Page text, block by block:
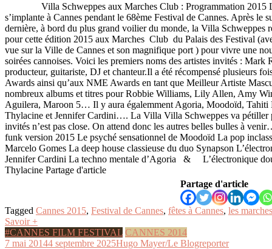
Villa Schweppes aux Marches Club : Programmation 2015
s’implante à Cannes pendant le 68ème Festival de Cannes. Après le
dernière, à bord du plus grand voilier du monde, la Villa Schweppes
pour cette édition 2015 aux Marches Club du Palais des Festival
vue sur la Ville de Cannes et son magnifique port ) pour vivre une
soirées cannoises. Voici les premiers noms des artistes invités : Mark
producteur, guitariste, DJ et chanteur.Il a été récompensé plusieurs
Awards ainsi qu’aux NME Awards en tant que Meilleur Artiste
nombreux albums et titres pour Robbie Williams, Lily Allen, Amy
Aguilera, Maroon 5… Il y aura égalemment Agoria, Moodoïd, Tahiti
Thylacine et Jennifer Cardini…. La Villa Villa Schweppes va pétiller
invités n’est pas close. On attend donc les autres belles bulles à
funk version 2015 Le psyché sensationnel de Moodoïd La pop
Marcelo Gomes La deep house classieuse du duo Synapson
Jennifer Cardini La techno mentale d’Agoria & L’électronique
Thylacine Partage d'article
Partage d'article
Tagged Cannes 2015, Festival de Cannes, fêtes à Cannes, les marches
Savoir +
#CANNES FILM FESTIVAL CANNES 2014
7 mai 20144 septembre 2025Hugo Mayer/Le Blogreporter